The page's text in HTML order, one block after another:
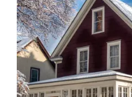
accogliente. Questa
video e fotografiche.